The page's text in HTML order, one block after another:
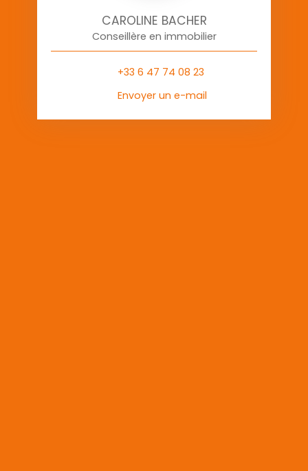
CAROLINE BACHER
Conseillère en immobilier
+33 6 47 74 08 23
Envoyer un e-mail